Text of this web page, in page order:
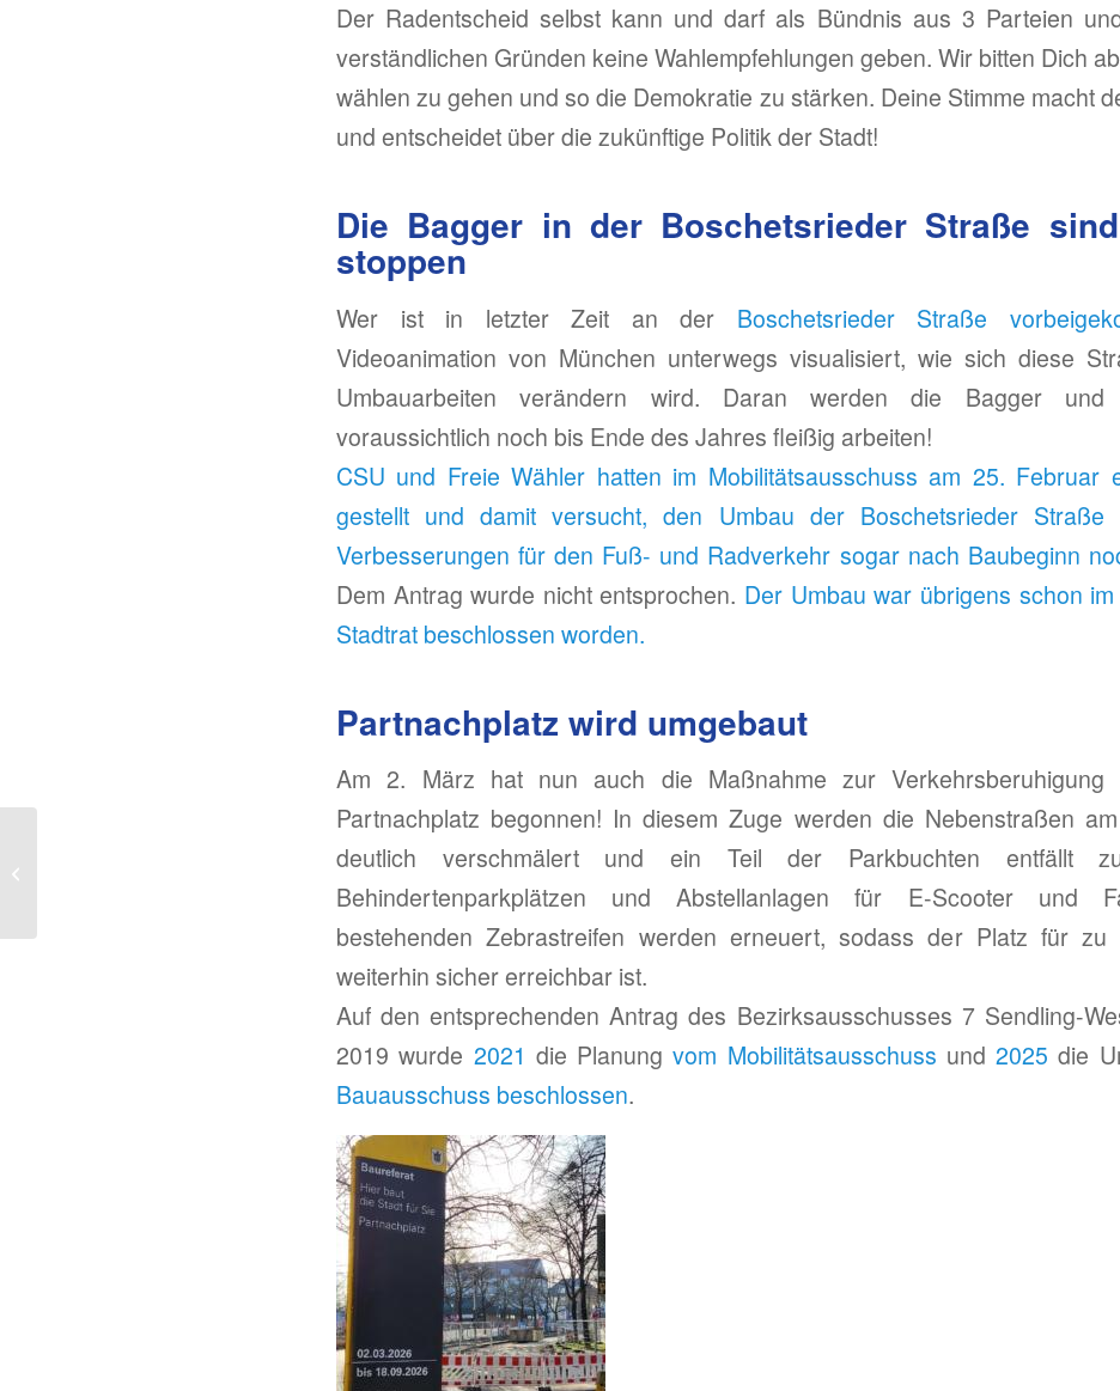
Der Radentscheid selbst kann und darf als Bündnis aus 3 Parteien
verständlichen Gründen keine Wahlempfehlungen geben. Wir bitten Dich
wählen zu gehen und so die Demokratie zu stärken. Deine Stimme macht
und entscheidet über die zukünftige Politik der Stadt!
Die Bagger in der Boschetsrieder Straße
stoppen
Wer ist in letzter Zeit an der Boschetsrieder Straße
Videoanimation von München unterwegs visualisiert, wie sich diese
Umbauarbeiten verändern wird. Daran werden die Bagger und
voraussichtlich noch bis Ende des Jahres fleißig arbeiten!
CSU und Freie Wähler hatten im Mobilitätsausschuss am 25. Februar
gestellt und damit versucht, den Umbau der Boschetsrieder Straße
Verbesserungen für den Fuß- und Radverkehr sogar nach Baubeginn
Dem Antrag wurde nicht entsprochen. Der Umbau war übrigens schon
Stadtrat beschlossen worden.
Partnachplatz wird umgebaut
Am 2. März hat nun auch die Maßnahme zur
Partnachplatz begonnen! In diesem Zuge werden die Nebenstraßen
deutlich verschmälert und ein Teil der Parkbuchten entfällt
Behindertenparkplätzen und Abstellanlagen für E-Scooter und
bestehenden Zebrastreifen werden erneuert, sodass der Platz für zu
weiterhin sicher erreichbar ist.
Auf den entsprechenden Antrag des Bezirksausschusses 7 Sendling-
2019 wurde 2021 die Planungvom Mobilitätsausschuss und2025 die
Bauausschuss beschlossen.